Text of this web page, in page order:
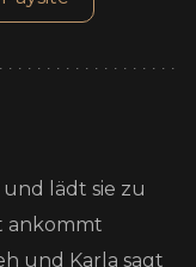
lädt sie zu
ankommt
und Karla sagt